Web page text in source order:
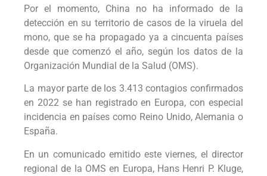
Por el momento, China no ha informado de la
detección en su territorio de casos de la viruela del
mono, que se ha propagado ya a cincuenta países
desde que comenzó el año, según los datos de la
Organización Mundial de la Salud (OMS).
La mayor parte de los 3.413 contagios confirmados
en 2022 se han registrado en Europa, con especial
incidencia en países como Reino Unido, Alemania o
España.
En un comunicado emitido este viernes, el director
regional de la OMS en Europa, Hans Henri P. Kluge,